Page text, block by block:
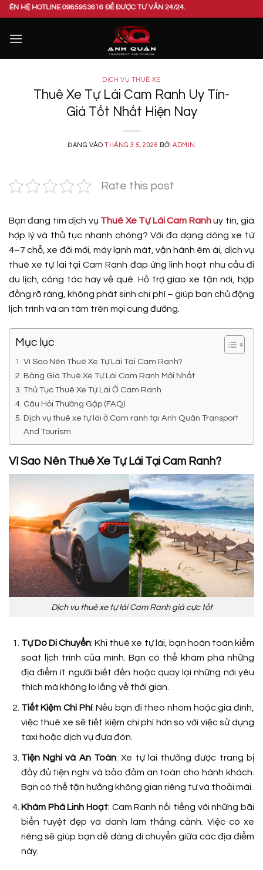
Bỏ
nội
0985953616 ĐỂ ĐƯỢC TƯ VẤN 24/24.
DỊCH VỤ THUÊ XE
Thuê Xe Tự Lái Cam Ranh Uy Tín-
Giá Tốt Nhất Hiện Nay
ĐĂNG VÀO THÁNG 3 5, 2026 BỞIADMIN
Rate this post
Bạn đang tìm dịch vụ Thuê Xe Tự Lái Cam Ranhuy tín, giá
hợp lý và thủ tục nhanh chóng? Với đa dạng dòng xe từ
4–7 chỗ, xe đời mới, máy lạnh mát, vận hành êm ái, dịch vụ
thuê xe tự lái tại Cam Ranh đáp ứng linh hoạt nhu cầu đi
du lịch, công tác hay về quê. Hỗ trợ giao xe tận nơi, hợp
đồng rõ ràng, không phát sinh chi phí – giúp bạn chủ động
lịch trình và an tâm trên mọi cung đường.
Mục lục
Vì Sao Nên Thuê Xe Tự Lái Tại Cam Ranh?
Bảng Giá Thuê Xe Tự Lái Cam Ranh Mới Nhất
Thủ Tục Thuê Xe Tự Lái Ở Cam Ranh
Câu Hỏi Thường Gặp (FAQ)
Dịch vụ thuê xe tự lái ở Cam ranh tại Anh Quân Transport
And Tourism
Vì Sao Nên Thuê Xe Tự Lái Tại Cam Ranh?
Dịch vụ thuê xe tự lái Cam Ranh giá cực tốt
Tự Do Di Chuyển: Khi thuê xe tự lái, bạn hoàn toàn kiểm
soát lịch trình của mình. Bạn có thể khám phá những
địa điểm ít người biết đến hoặc quay lại những nơi yêu
thích mà không lo lắng về thời gian.
Tiết Kiệm Chi Phí: Nếu bạn đi theo nhóm hoặc gia đình,
việc thuê xe sẽ tiết kiệm chi phí hơn so với việc sử dụng
taxi hoặc dịch vụ đưa đón.
Tiện Nghi và An Toàn: Xe tự lái thường được trang bị
đầy đủ tiện nghi và bảo đảm an toàn cho hành khách.
Bạn có thể tận hưởng không gian riêng tư và thoải mái.
Khám Phá Linh Hoạt: Cam Ranh nổi tiếng với những bãi
biển tuyệt đẹp và danh lam thắng cảnh. Việc có xe
riêng sẽ giúp bạn dễ dàng di chuyển giữa các địa điểm
này.